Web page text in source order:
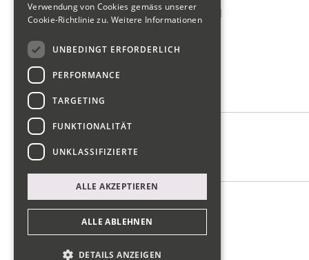
Schweizerischer Gewerbeverband
SIU Förderung KMU
Wer wir sind
Vorstand
Kontakt
Impressum
Datenschutz
Verwendung von Cookies gemäss unserer
Cookie-Richtlinie zu. Weitere Informationen
UNBEDINGT ERFORDERLICH
PERFORMANCE
TARGETING
FUNKTIONALITÄT
UNKLASSIFIZIERTE
ALLE AKZEPTIEREN
ALLE ABLEHNEN
DETAILS ANZEIGEN